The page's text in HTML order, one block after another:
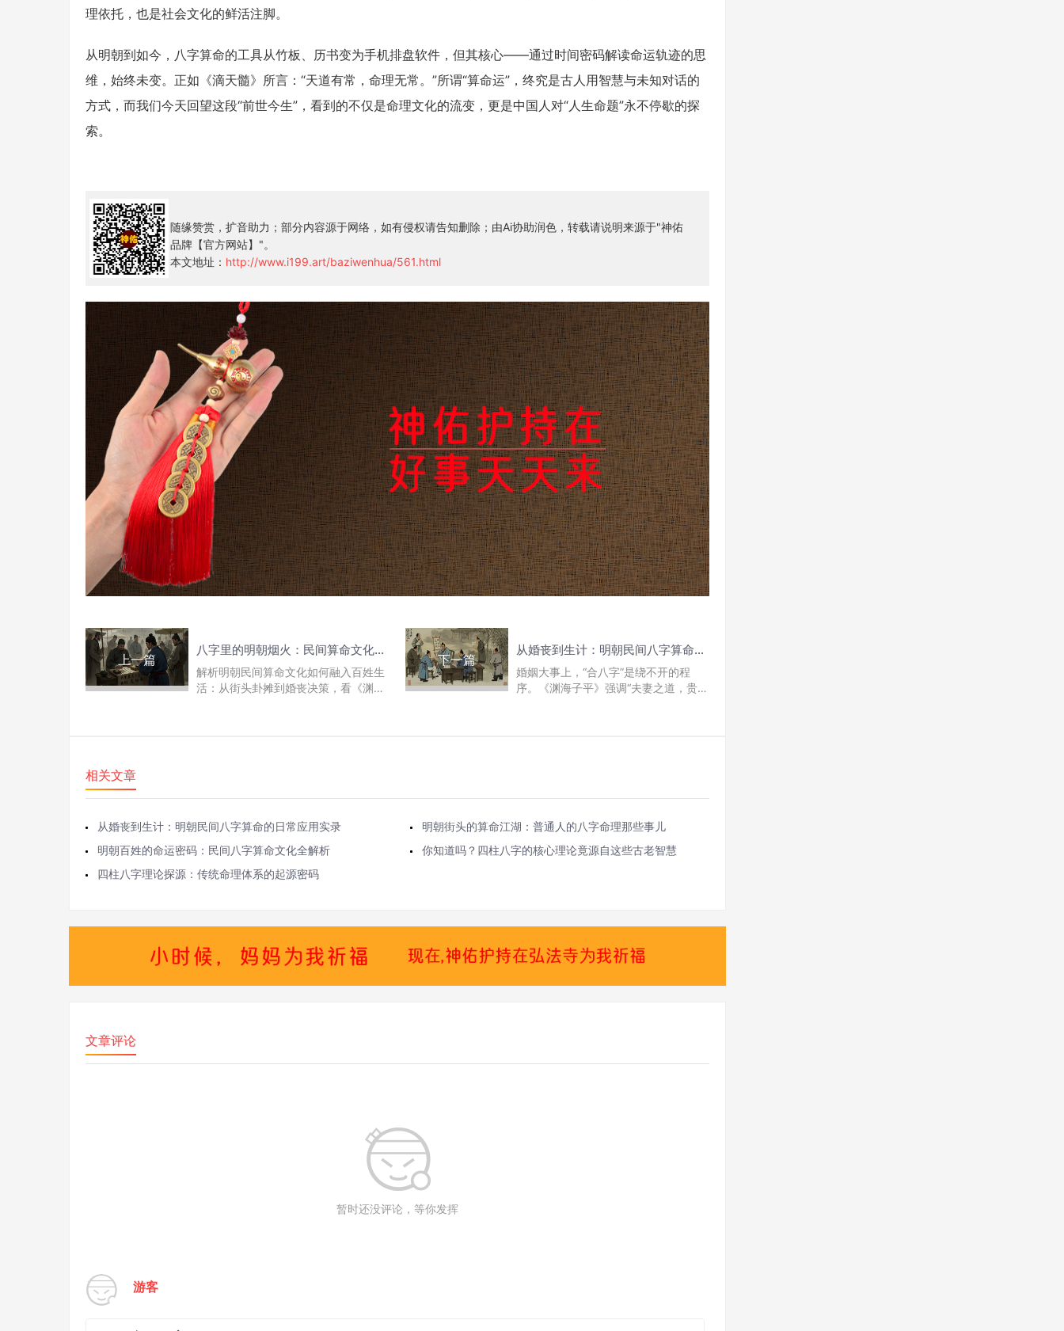
理依托，也是社会文化的鲜活注脚。
从明朝到如今，八字算命的工具从竹板、历书变为手机排盘软件，但其核心——通过时间密码解读命运轨迹的思
维，始终未变。正如《滴天髓》所言：“天道有常，命理无常。”所谓“算命运”，终究是古人用智慧与未知对话的
方式，而我们今天回望这段“前世今生”，看到的不仅是命理文化的流变，更是中国人对“人生命题”永不停歇的探
索。
随缘赞赏，扩音助力；部分内容源于网络，如有侵权请告知删除；由Ai协助润色，转载请说明来源于"神佑
品牌【官方网站】"。
本文地址： http://www.i199.art/baziwenhua/561.html
上一篇
八字里的明朝烟火：民间算命文化如何影响百姓生活
解析明朝民间算命文化如何融入百姓生
活：从街头卦摊到婚丧决策，看《渊海
下一篇
从婚丧到生计：明朝民间八字算命的日常应用实录
婚姻大事上，“合八字”是绕不开的程
序。《渊海子平》强调“夫妻之道，贵乎
相关文章
从婚丧到生计：明朝民间八字算命的日常应用实录
明朝街头的算命江湖：普通人的八字命理那些事儿
明朝百姓的命运密码：民间八字算命文化全解析
你知道吗？四柱八字的核心理论竟源自这些古老智慧
四柱八字理论探源：传统命理体系的起源密码
文章评论
暂时还没评论，等你发挥
游客